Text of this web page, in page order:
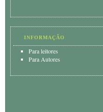
INFORMAÇÃO
Para leitores
Para Autores